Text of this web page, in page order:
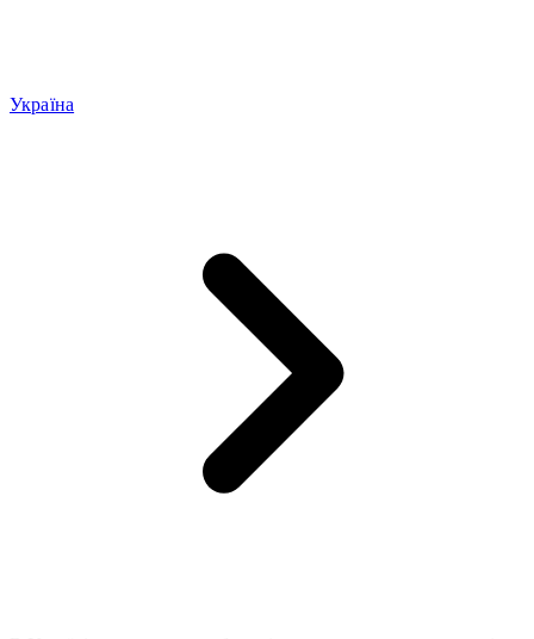
Україна